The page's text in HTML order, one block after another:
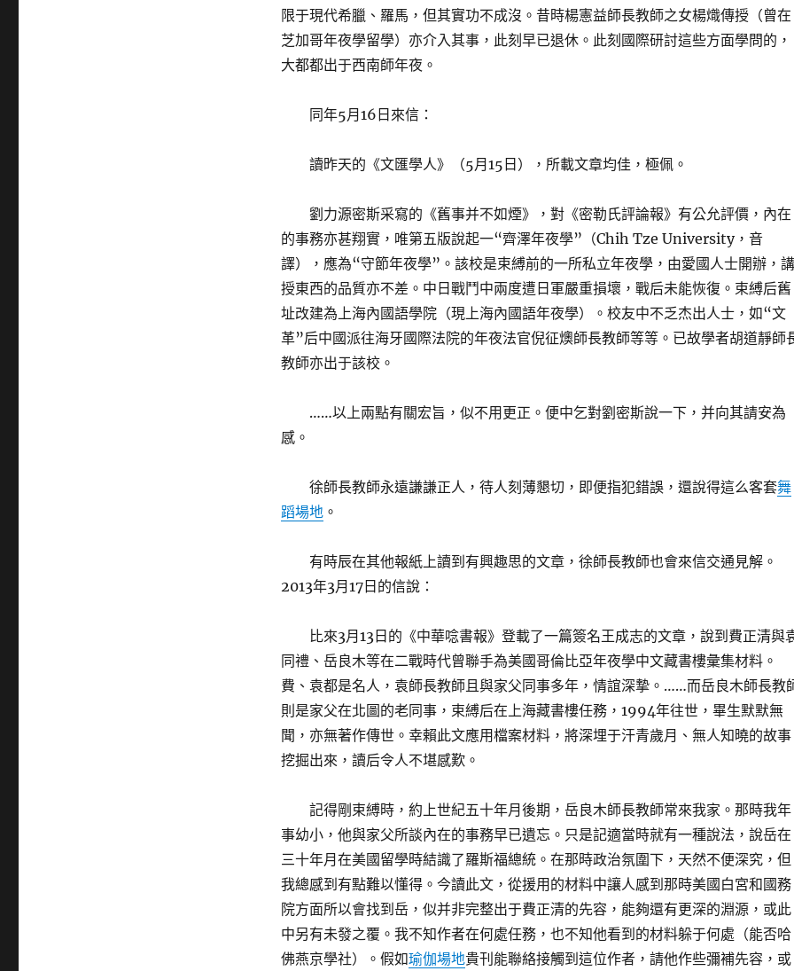
限于現代希臘、羅馬，但其實功不成沒。昔時楊憲益師長教師之女楊熾傳授（曾在
芝加哥年夜學留學）亦介入其事，此刻早已退休。此刻國際研討這些方面學問的，
大都都出于西南師年夜。
同年5月16日來信：
讀昨天的《文匯學人》（5月15日），所載文章均佳，極佩。
劉力源密斯采寫的《舊事并不如煙》，對《密勒氏評論報》有公允評價，內在
的事務亦甚翔實，唯第五版說起一“齊澤年夜學”（Chih Tze University，音
譯），應為“守節年夜學”。該校是束縛前的一所私立年夜學，由愛國人士開辦，講
授東西的品質亦不差。中日戰鬥中兩度遭日軍嚴重損壞，戰后未能恢復。束縛后舊
址改建為上海內國語學院（現上海內國語年夜學）。校友中不乏杰出人士，如“文
革”后中國派往海牙國際法院的年夜法官倪征燠師長教師等等。已故學者胡道靜師
教師亦出于該校。
……以上兩點有關宏旨，似不用更正。便中乞對劉密斯說一下，并向其請安為
感。
徐師長教師永遠謙謙正人，待人刻薄懇切，即便指犯錯誤，還說得這么客套舞
蹈場地。
有時辰在其他報紙上讀到有興趣思的文章，徐師長教師也會來信交通見解。
2013年3月17日的信說：
比來3月13日的《中華唸書報》登載了一篇簽名王成志的文章，說到費正清與
同禮、岳良木等在二戰時代曾聯手為美國哥倫比亞年夜學中文藏書樓彙集材料。
費、袁都是名人，袁師長教師且與家父同事多年，情誼深摯。……而岳良木師長教
則是家父在北圖的老同事，束縛后在上海藏書樓任務，1994年往世，畢生默默無
聞，亦無著作傳世。幸賴此文應用檔案材料，將深埋于汗青歲月、無人知曉的故事
挖掘出來，讀后令人不堪感歎。
記得剛束縛時，約上世紀五十年月後期，岳良木師長教師常來我家。那時我年
事幼小，他與家父所談內在的事務早已遺忘。只是記適當時就有一種說法，說岳在
三十年月在美國留學時結識了羅斯福總統。在那時政治氛圍下，天然不便深究，但
我總感到有點難以懂得。今讀此文，從援用的材料中讓人感到那時美國白宮和國務
院方面所以會找到岳，似并非完整出于費正清的先容，能夠還有更深的淵源，或此
中另有未發之覆。我不知作者在何處任務，也不知他看到的材料躲于何處（能否哈
佛燕京學社）。假如瑜伽場地貴刊能聯絡接觸到這位作者，請他作些彌補先容，或